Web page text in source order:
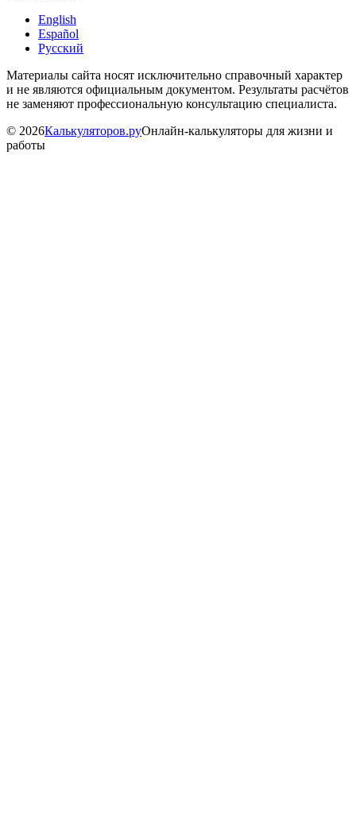
English
Español
Русский
Материалы сайта носят исключительно справочный характер
и не являются официальным документом. Результаты расчётов
не заменяют профессиональную консультацию специалиста.
© 2026Калькуляторов.руОнлайн-калькуляторы для жизни и
работы